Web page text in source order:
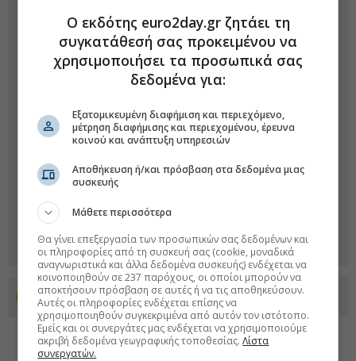
Προσθέστε το euro2day.gr στο Discover
Ο εκδότης euro2day.gr ζητάει τη
συγκατάθεσή σας προκειμένου να
χρησιμοποιήσει τα προσωπικά σας
δεδομένα για:
Εξατομικευμένη διαφήμιση και περιεχόμενο,
μέτρηση διαφήμισης και περιεχομένου, έρευνα
κοινού και ανάπτυξη υπηρεσιών
Αποθήκευση ή/και πρόσβαση στα δεδομένα μιας
συσκευής
Μάθετε περισσότερα
Θα γίνει επεξεργασία των προσωπικών σας δεδομένων και
οι πληροφορίες από τη συσκευή σας (cookie, μοναδικά
αναγνωριστικά και άλλα δεδομένα συσκευής) ενδέχεται να
κοινοποιηθούν σε 237 παρόχους, οι οποίοι μπορούν να
αποκτήσουν πρόσβαση σε αυτές ή να τις αποθηκεύσουν.
Αυτές οι πληροφορίες ενδέχεται επίσης να
χρησιμοποιηθούν συγκεκριμένα από αυτόν τον ιστότοπο.
Εμείς και οι συνεργάτες μας ενδέχεται να χρησιμοποιούμε
ακριβή δεδομένα γεωγραφικής τοποθεσίας.Λίστα
συνεργατών.